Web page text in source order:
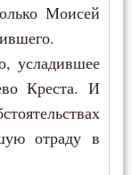
Моисей
усладившее
Креста. И
отраду в